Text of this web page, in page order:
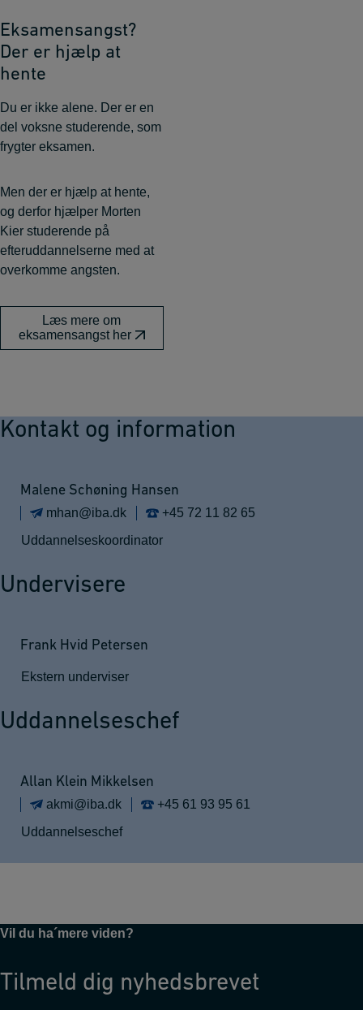
Eksamensangst?
Der er hjælp at
hente
Du er ikke alene. Der er en
del voksne studerende, som
frygter eksamen.
Men der er hjælp at hente,
og derfor hjælper Morten
Kier studerende på
efteruddannelserne med at
overkomme angsten.
Læs mere om
eksamensangst her
Kontakt og information
Malene Schøning Hansen
mhan@iba.dk
+45 72 11 82 65
Uddannelseskoordinator
Undervisere
Frank Hvid Petersen
Ekstern underviser
Uddannelseschef
Allan Klein Mikkelsen
akmi@iba.dk
+45 61 93 95 61
Uddannelseschef
Vil du ha´mere viden?
Tilmeld dig nyhedsbrevet